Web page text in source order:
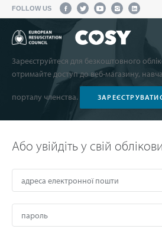
FOLLOW US
Зареєструйтеся для безкоштовного
отримайте доступ до веб-магазину,
порталу членства.
Або увійдіть у свій